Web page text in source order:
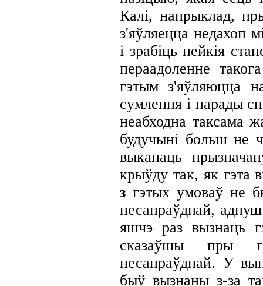
Калі, напрыклад,
з'яўляецца недахоп
і зрабіць нейкія
пераадоленне
гэтым з'яўляюцца
сумлення і парады
неабходна таксама
будучыні больш не
выканаць
крыўду так, як гэта
згэтых умоваў не
несапраўднай,
яшчэ раз вызнаць
сказаўшы пры
несапраўднай. У
быў вызнаны з-за